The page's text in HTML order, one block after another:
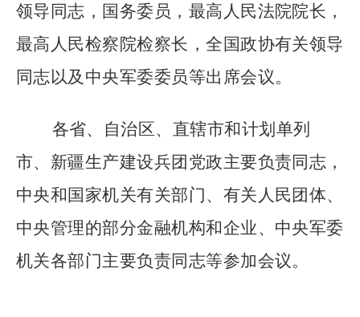
领导同志，国务委员，最高人民法院院长，
最高人民检察院检察长，全国政协有关领导
同志以及中央军委委员等出席会议。
各省、自治区、直辖市和计划单列
市、新疆生产建设兵团党政主要负责同志，
中央和国家机关有关部门、有关人民团体、
中央管理的部分金融机构和企业、中央军委
机关各部门主要负责同志等参加会议。